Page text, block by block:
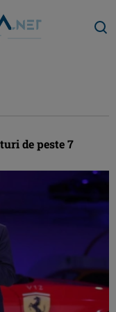
de peste 7